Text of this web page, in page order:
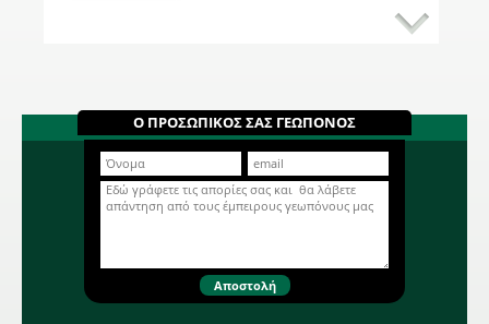
Λίπασμα NPK 7-3-12 DCM 25 Kg
DCM Οργανικό Λίπασμα για
Συντήρηση Γκαζόν 8-6-7 + 3
MgO 25 Kg
Το οργανικό λίπασμα αυτό είναι
κατάλληλο για την αναζωογόνηση
προσδίδει όλα τα θρεπτικά στοιχεία
για μια συνεχή ανάπτυξη,δυνατές
ρίζες και ένα βαθύ πράσινο χρώμα.
Ο ΠΡΟΣΩΠΙΚΟΣ ΣΑΣ ΓΕΩΠΟΝΟΣ